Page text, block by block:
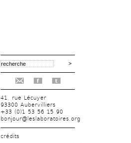
f t
41, rue Lécuyer
93300 Aubervilliers
+33 (0)1 53 56 15 90
bonjour@leslaboratoires.org
crédits